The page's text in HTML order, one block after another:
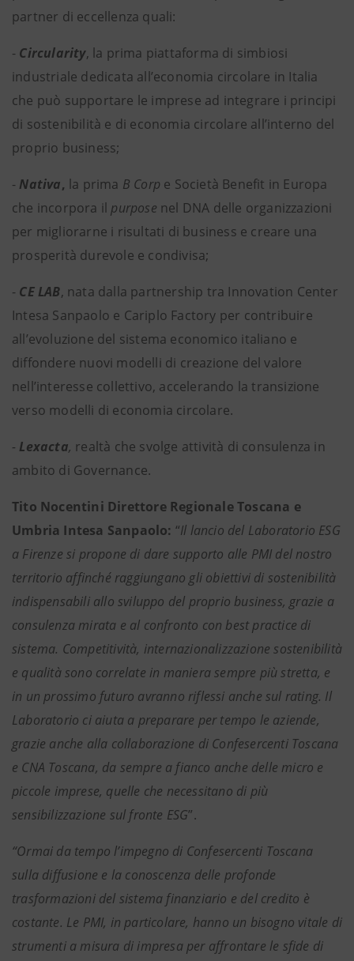
partner di eccellenza quali:
- Circularity, la prima piattaforma di simbiosi
industriale dedicata all’economia circolare in Italia
che può supportare le imprese ad integrare i principi
di sostenibilità e di economia circolare all’interno del
proprio business;
- Nativa, la prima B Corp e Società Benefit in Europa
che incorpora il purpose nel DNA delle organizzazioni
per migliorarne i risultati di business e creare una
prosperità durevole e condivisa;
- CE LAB, nata dalla partnership tra Innovation Center
Intesa Sanpaolo e Cariplo Factory per contribuire
all’evoluzione del sistema economico italiano e
diffondere nuovi modelli di creazione del valore
nell’interesse collettivo, accelerando la transizione
verso modelli di economia circolare.
- Lexacta, realtà che svolge attività di consulenza in
ambito di Governance.
Tito Nocentini Direttore Regionale Toscana e
Umbria Intesa Sanpaolo: “Il lancio del Laboratorio ESG
a Firenze si propone di dare supporto alle PMI del nostro
territorio affinché raggiungano gli obiettivi di sostenibilità
indispensabili allo sviluppo del proprio business, grazie a
consulenza mirata e al confronto con best practice di
sistema. Competitività, internazionalizzazione sostenibilità
e qualità sono correlate in maniera sempre più stretta, e
in un prossimo futuro avranno riflessi anche sul rating. Il
Laboratorio ci aiuta a preparare per tempo le aziende,
grazie anche alla collaborazione di Confesercenti Toscana
e CNA Toscana, da sempre a fianco anche delle micro e
piccole imprese, quelle che necessitano di più
sensibilizzazione sul fronte ESG”.
“Ormai da tempo l’impegno di Confesercenti Toscana
sulla diffusione e la conoscenza delle profonde
trasformazioni del sistema finanziario e del credito è
costante. Le PMI, in particolare, hanno un bisogno vitale di
strumenti a misura di impresa per affrontare le sfide di